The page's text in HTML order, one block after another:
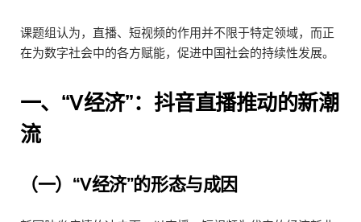
课题组认为，直播、短视频的作用并不限于特定领域，而正
在为数字社会中的各方赋能，促进中国社会的持续性发展。
一、“V经济”：抖音直播推动的新潮
流
（一）“V经济”的形态与成因